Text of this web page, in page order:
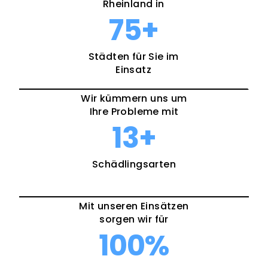
Rheinland in
75+
Städten für Sie im
Einsatz
Wir kümmern uns um
Ihre Probleme mit
13+
Schädlingsarten
Mit unseren Einsätzen
sorgen wir für
100%